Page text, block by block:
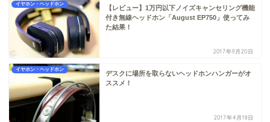
イヤホン・ヘッドホン
【レビュー】1万円以下ノイズキャンセリング機能
付き無線ヘッドホン「August EP750」使ってみ
た結果！
2017年9月20日
イヤホン・ヘッドホン
デスクに場所を取らないヘッドホンハンガーがオ
ススメ！
2017年4月18日